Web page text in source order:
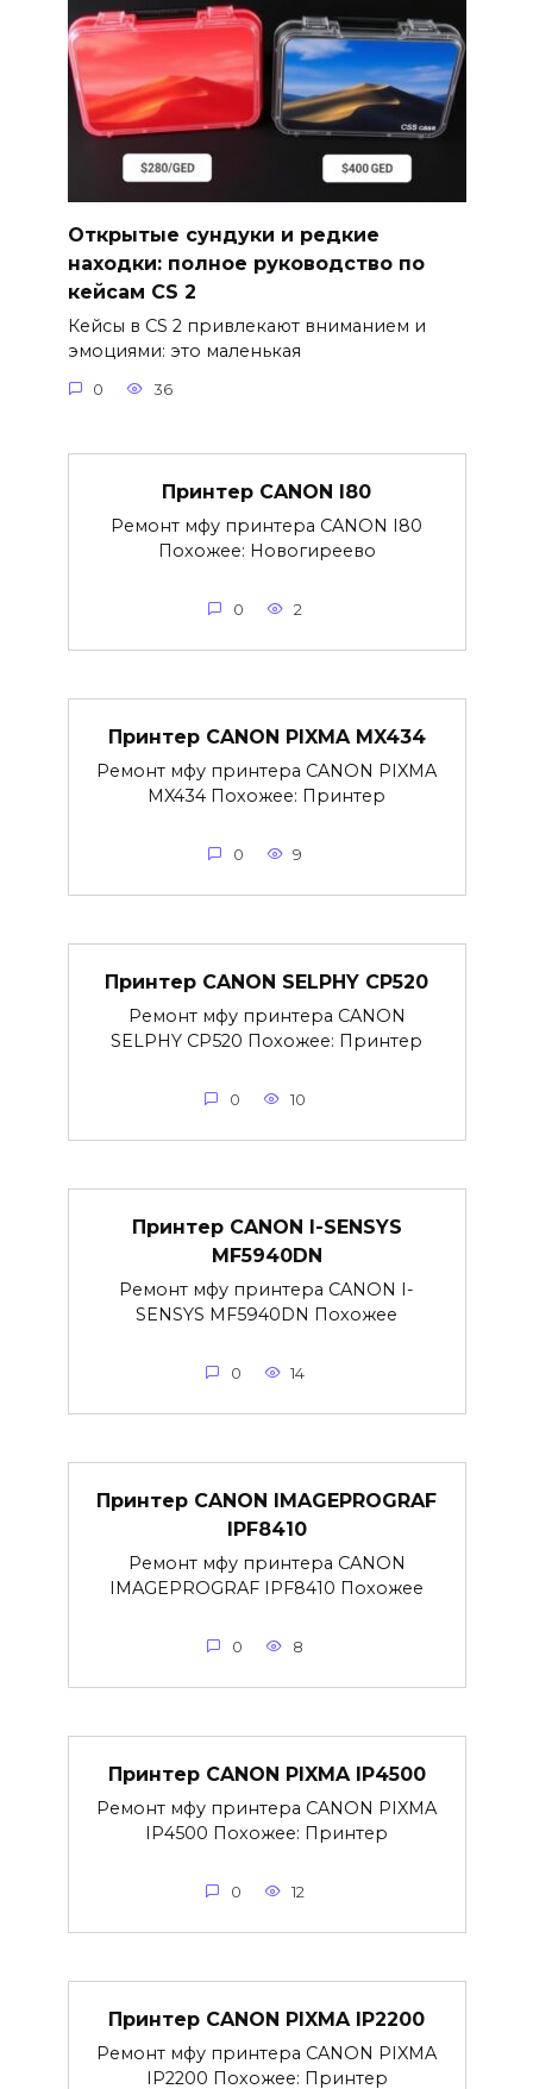
Открытые сундуки и редкие
находки: полное руководство по
кейсам CS 2
Кейсы в CS 2 привлекают вниманием и
эмоциями: это маленькая
0 36
Принтер CANON I80
Ремонт мфу принтера CANON I80
Похожее: Новогиреево
0 2
Принтер CANON PIXMA MX434
Ремонт мфу принтера CANON PIXMA
MX434 Похожее: Принтер
0 9
Принтер CANON SELPHY CP520
Ремонт мфу принтера CANON
SELPHY CP520 Похожее: Принтер
0 10
Принтер CANON I-SENSYS
MF5940DN
Ремонт мфу принтера CANON I-
SENSYS MF5940DN Похожее
0 14
Принтер CANON IMAGEPROGRAF
IPF8410
Ремонт мфу принтера CANON
IMAGEPROGRAF IPF8410 Похожее
0 8
Принтер CANON PIXMA IP4500
Ремонт мфу принтера CANON PIXMA
IP4500 Похожее: Принтер
0 12
Принтер CANON PIXMA IP2200
Ремонт мфу принтера CANON PIXMA
IP2200 Похожее: Принтер